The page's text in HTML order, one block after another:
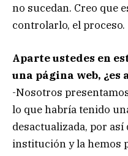
no sucedan. Creo que
controlarlo, el proceso.
Aparte ustedes en
una página web, ¿es
-Nosotros
lo que habría tenido
desactualizada, por
institución y la hemos